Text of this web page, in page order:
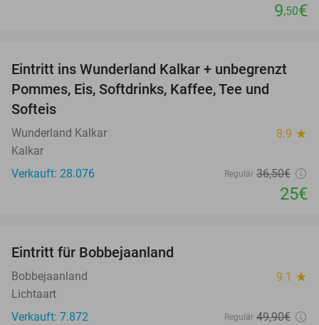
9,50€
32%
Eintritt ins Wunderland Kalkar + unbegrenzt
Pommes, Eis, Softdrinks, Kaffee, Tee und
Softeis
Wunderland Kalkar 8.9 star
Kalkar
Verkauft: 28.076
Regulär 36,50€
25€
Eintritt für Bobbejaanland
Bobbejaanland 9.1 star
Lichtaart
Verkauft: 7.872
Regulär 49,90€